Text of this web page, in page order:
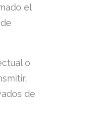
el
o
de